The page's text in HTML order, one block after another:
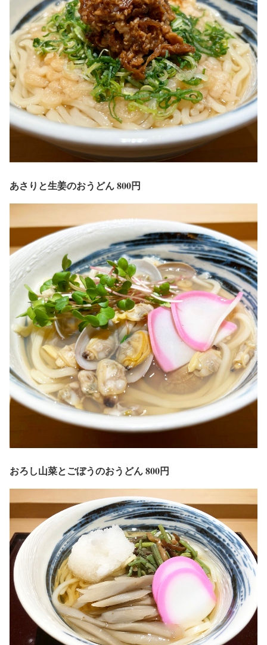
あさりと生姜のおうどん 800円
おろし山菜とごぼうのおうどん 800円